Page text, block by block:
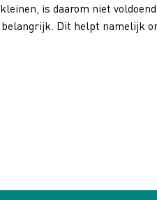
is daarom niet
Dit helpt namelijk